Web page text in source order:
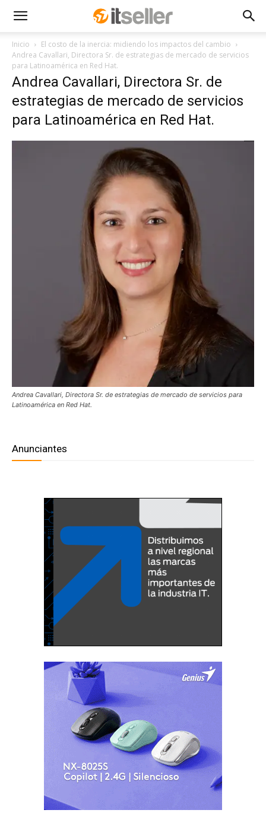
Inicio
El costo de la inercia: midiendo los impactos del cambio
Andrea Cavallari, Directora Sr. de estrategias de mercado de servicios
para Latinoamérica en Red Hat.
Andrea Cavallari, Directora Sr. de
estrategias de mercado de servicios
para Latinoamérica en Red Hat.
Andrea Cavallari, Directora Sr. de estrategias de mercado de servicios para
Latinoamérica en Red Hat.
Anunciantes